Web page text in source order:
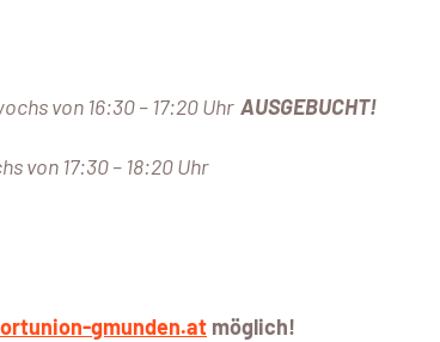
von 16:30 – 17:20 Uhr AUSGEBUCHT!
von 17:30 – 18:20 Uhr
gmunden.at möglich!